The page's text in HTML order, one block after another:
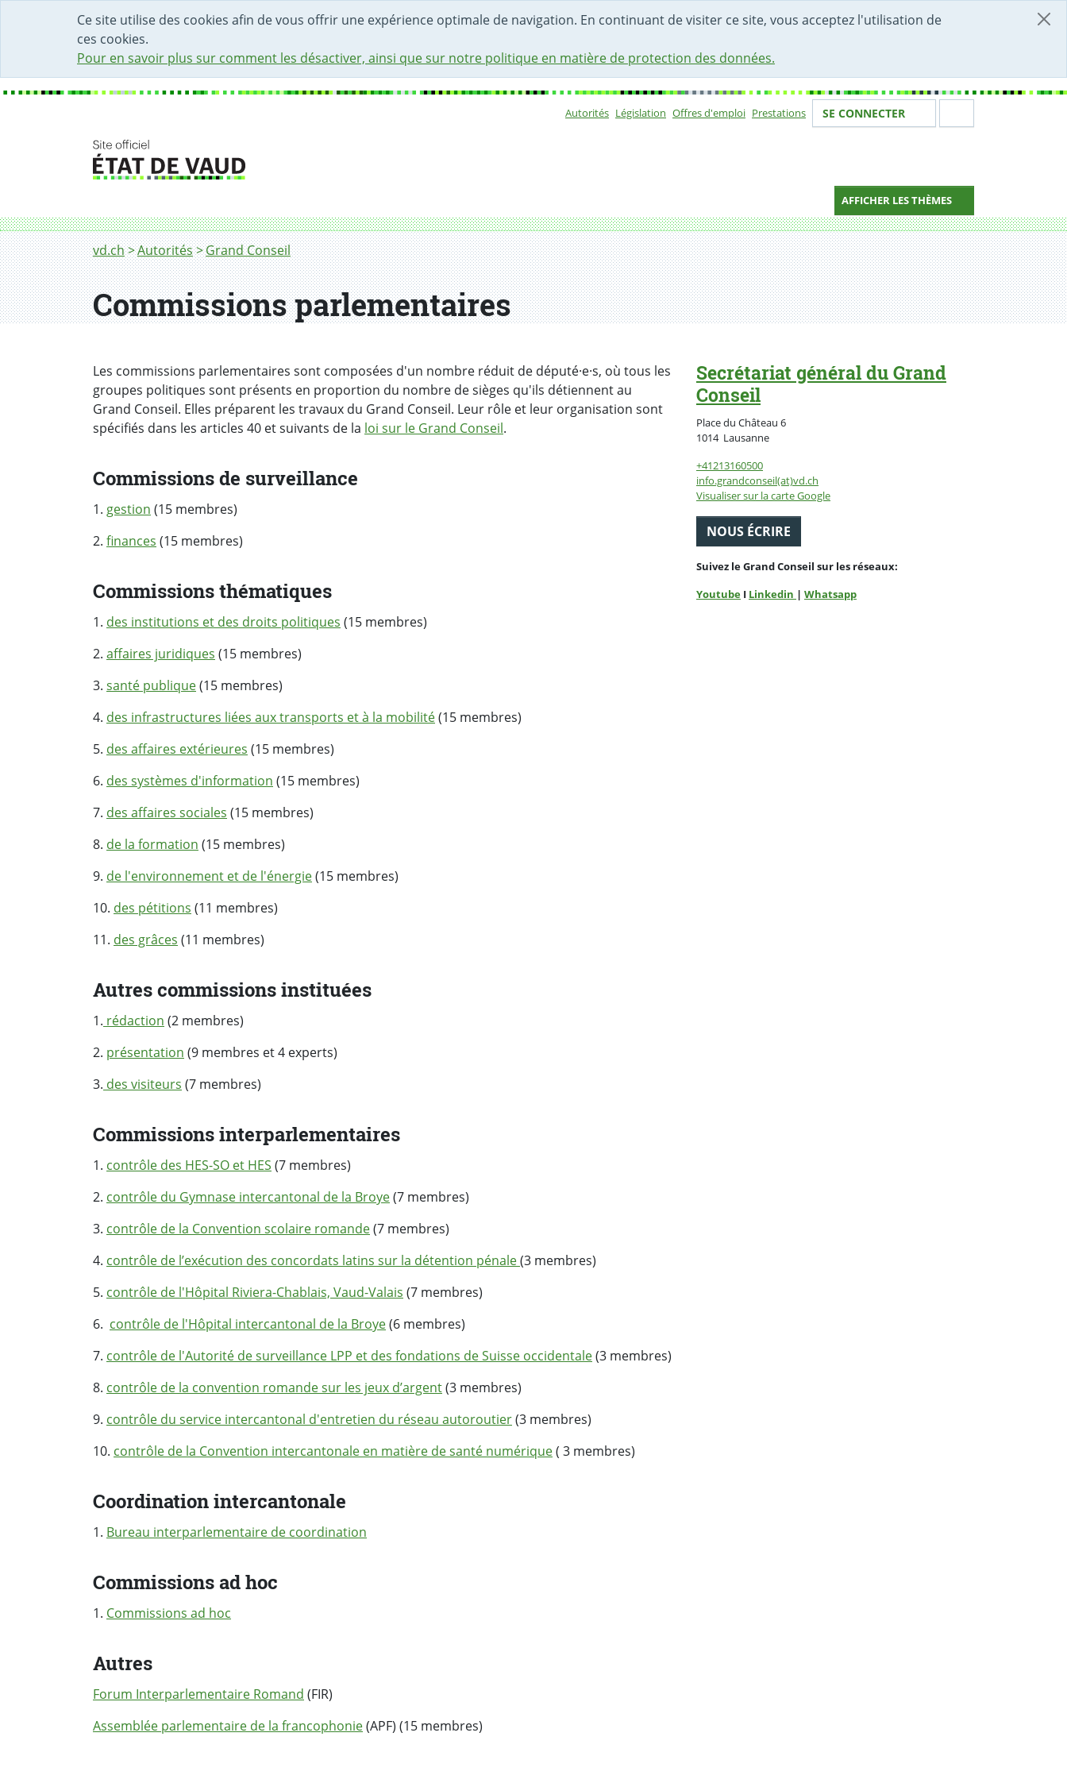
Ce site utilise des cookies afin de vous offrir une expérience optimale de navigation. En continuant de visiter ce site, vous acceptez l'utilisation de
ces cookies.
Pour en savoir plus sur comment les désactiver, ainsi que sur notre politique en matière de protection des données.
DÉBUT DU CONTENU DE LA PAGE
ACCÈS AU CHAMP DE RECHERCHE
PAGE D'ACCUEIL
FORMULAIRE DE CONTACT
Autorités Législation Offres d'emploi Prestations Votre identité
SE CONNECTER
AFFICHER LES THÈMES
Fil d'Ariane
vd.ch Autorités Grand Conseil
Commissions parlementaires
Commissions parlementaires
Les commissions parlementaires sont composées d'un nombre réduit de député·e·s, où tous les
groupes politiques sont présents en proportion du nombre de sièges qu'ils détiennent au
Grand Conseil. Elles préparent les travaux du Grand Conseil. Leur rôle et leur organisation sont
spécifiés dans les articles 40 et suivants de la loi sur le Grand Conseil.
Commissions de surveillance
1. gestion (15 membres)
2. finances (15 membres)
Commissions thématiques
1. des institutions et des droits politiques (15 membres)
2. affaires juridiques (15 membres)
3. santé publique(15 membres)
4. des infrastructures liées aux transports et à la mobilité(15 membres)
5. des affaires extérieures (15 membres)
6. des systèmes d'information (15 membres)
7. des affaires sociales (15 membres)
8. de la formation (15 membres)
9. de l'environnement et de l'énergie(15 membres)
10. des pétitions (11 membres)
11. des grâces (11 membres)
Autres commissions instituées
1. rédaction (2 membres)
2. présentation (9 membres et 4 experts)
3. des visiteurs (7 membres)
Commissions interparlementaires
1. contrôle des HES-SO et HES (7 membres)
2. contrôle du Gymnase intercantonal de la Broye(7 membres)
3. contrôle de la Convention scolaire romande(7 membres)
4. contrôle de l’exécution des concordats latins sur la détention pénale(3 membres)
5. contrôle de l'Hôpital Riviera-Chablais, Vaud-Valais (7 membres)
6. contrôle de l'Hôpital intercantonal de la Broye(6 membres)
7. contrôle de l'Autorité de surveillance LPP et des fondations de Suisse occidentale(3 membres)
8. contrôle de la convention romande sur les jeux d’argent(3 membres)
9. contrôle du service intercantonal d'entretien du réseau autoroutier(3 membres)
10. contrôle de la Convention intercantonale en matière de santé numérique( 3 membres)
Coordination intercantonale
1. Bureau interparlementaire de coordination
Commissions ad hoc
1. Commissions ad hoc
Autres
Forum Interparlementaire Romand (FIR)
Assemblée parlementaire de la francophonie(APF) (15 membres)
Secrétariat général du Grand
Conseil
Place du Château 6
1014 LausanneSuisse
+41213160500
info.grandconseil(at)vd.ch
Visualiser sur la carte Google
NOUS ÉCRIRE
Suivez le Grand Conseil sur les réseaux:
Youtube I Linkedin | Whatsapp